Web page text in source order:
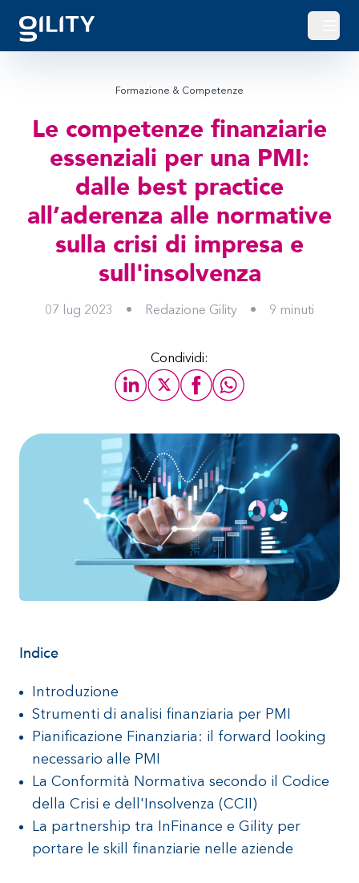
Apri
Formazione & Competenze
Le competenze finanziarie
essenziali per una PMI:
dalle best practice
all’aderenza alle normative
sulla crisi di impresa e
sull'insolvenza
07 lug 2023 • Redazione Gility • 9 minuti
Condividi:
Indice
Introduzione
Strumenti di analisi finanziaria per PMI
Pianificazione Finanziaria: il forward looking
necessario alle PMI
La Conformità Normativa secondo il Codice
della Crisi e dell'Insolvenza (CCII)
La partnership tra InFinance e Gility per
portare le skill finanziarie nelle aziende